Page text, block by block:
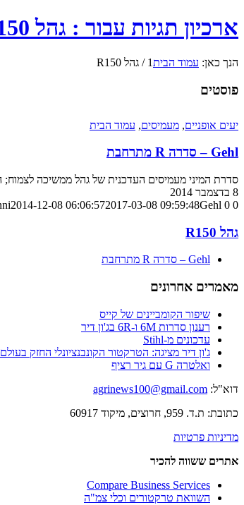
ארכיון תגיות עבור : גהל R150
הנך כאן: עמוד הבית1
/ גהל R150
פוסטים
יעים אופניים, מעמיסים, עמוד הבית
Gehl – סדרה R מתרחבת
סדרת המיני מעמיסים העדכנית של גהל ממשיכה לצמוח; התוספת האחרונה
8 בדצמבר 2014
0
0
2014-12-08 06:06:572017-03-08 09:59:48Gehl – סדרה R מתרחבת
גהל R150
Gehl – סדרה R מתרחבת
מאמרים אחרונים
שיפור הקומביינים של קייס
רענון סדרות 6M ו-6R בג'ון דיר
עדכונים מ-Stihl
ג'ון דיר מציגה: הטרקטור הקונבנציונלי החזק בעולם
ואלטרה G עם גיר רציף
דוא"ל: agrinews100@gmail.com
כתובת: ת.ד. 959, חרוצים, מיקוד 60917
מדיניות פרטיות
אתרים ששווה להכיר
Compare Business Services
השוואת טרקטורים וכלי צמ"ה